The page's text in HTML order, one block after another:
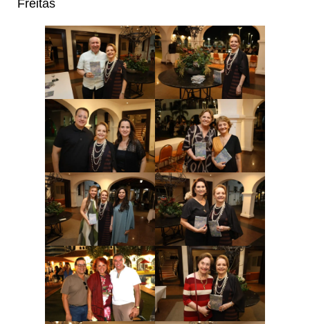
Freitas